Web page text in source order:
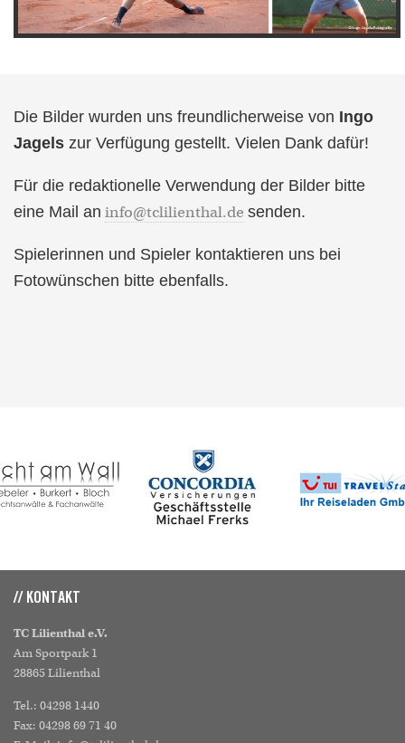
Die Bilder wurden uns freundlicherweise von Ingo
Jagels zur Verfügung gestellt. Vielen Dank dafür!
Für die redaktionelle Verwendung der Bilder bitte
eine Mail an info@tclilienthal.de senden.
Spielerinnen und Spieler kontaktieren uns bei
Fotowünschen bitte ebenfalls.
// KONTAKT
TC Lilienthal e.V.
Am Sportpark 1
28865 Lilienthal
Tel.: 04298 1440
Fax: 04298 69 71 40